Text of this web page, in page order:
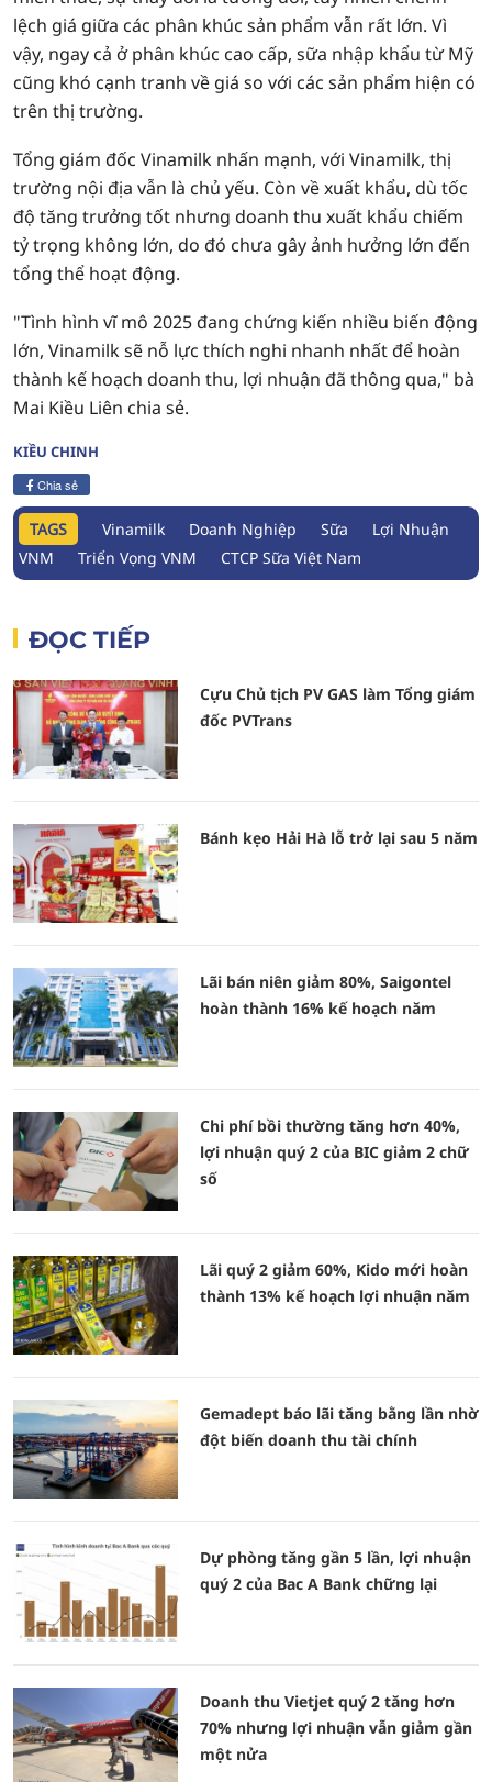
lệch giá giữa các phân khúc sản phẩm vẫn rất lớn. Vì
vậy, ngay cả ở phân khúc cao cấp, sữa nhập khẩu từ Mỹ
cũng khó cạnh tranh về giá so với các sản phẩm hiện có
trên thị trường.
Tổng giám đốc Vinamilk nhấn mạnh, với Vinamilk, thị
trường nội địa vẫn là chủ yếu. Còn về xuất khẩu, dù tốc
độ tăng trưởng tốt nhưng doanh thu xuất khẩu chiếm
tỷ trọng không lớn, do đó chưa gây ảnh hưởng lớn đến
tổng thể hoạt động.
"Tình hình vĩ mô 2025 đang chứng kiến nhiều biến động
lớn, Vinamilk sẽ nỗ lực thích nghi nhanh nhất để hoàn
thành kế hoạch doanh thu, lợi nhuận đã thông qua," bà
Mai Kiều Liên chia sẻ.
KIỀU CHINH
Chia sẻ
TAGS Vinamilk Doanh Nghiệp Sữa
Lợi Nhuận
VNM
Triển Vọng VNM CTCP Sữa Việt Nam
ĐỌC TIẾP
Cựu Chủ tịch PV GAS làm Tổng giám
đốc PVTrans
Bánh kẹo Hải Hà lỗ trở lại sau 5 năm
Lãi bán niên giảm 80%, Saigontel
hoàn thành 16% kế hoạch năm
Chi phí bồi thường tăng hơn 40%,
lợi nhuận quý 2 của BIC giảm 2 chữ
số
Lãi quý 2 giảm 60%, Kido mới hoàn
thành 13% kế hoạch lợi nhuận năm
Gemadept báo lãi tăng bằng lần nhờ
đột biến doanh thu tài chính
Dự phòng tăng gần 5 lần, lợi nhuận
quý 2 của Bac A Bank chững lại
Doanh thu Vietjet quý 2 tăng hơn
70% nhưng lợi nhuận vẫn giảm gần
một nửa